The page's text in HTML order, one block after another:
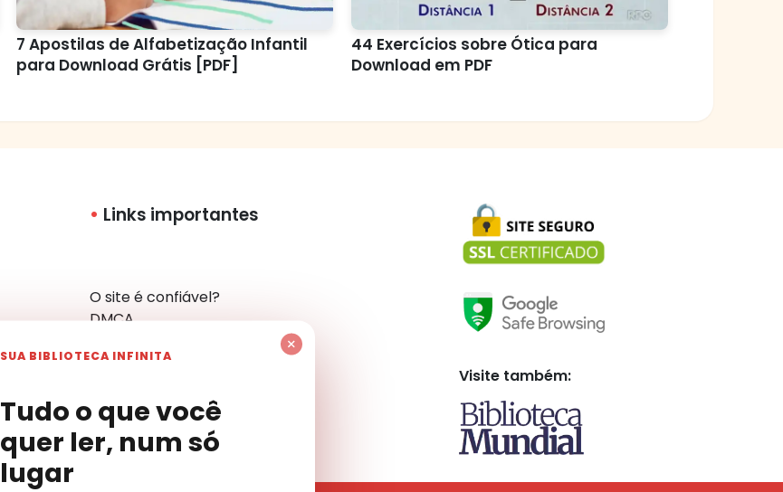
7 Apostilas de Alfabetização Infantil
para Download Grátis [PDF]
44 Exercícios sobre Ótica para
Download em PDF
Links importantes
O site é confiável?
DMCA
Mapa do Site
Visite também:
×
SUA BIBLIOTECA INFINITA
Tudo o que você
quer ler, num só
lugar